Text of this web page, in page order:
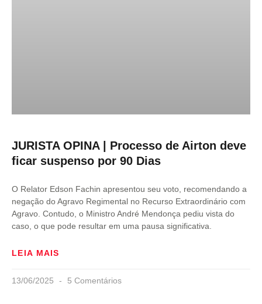
JURISTA OPINA | Processo de Airton deve
ficar suspenso por 90 Dias
O Relator Edson Fachin apresentou seu voto, recomendando a
negação do Agravo Regimental no Recurso Extraordinário com
Agravo. Contudo, o Ministro André Mendonça pediu vista do
caso, o que pode resultar em uma pausa significativa.
LEIA MAIS
13/06/2025 5 Comentários